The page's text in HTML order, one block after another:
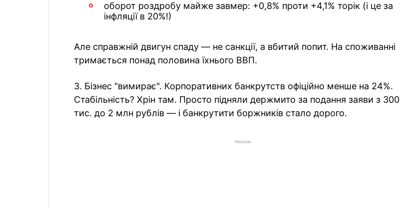
оборот роздробу майже завмер: +0,8% проти +4,1% торік (і це за
інфляції в 20%!)
Але справжній двигун спаду — не санкції, а вбитий попит. На споживанні
тримається понад половина їхнього ВВП.
3. Бізнес "вимирає". Корпоративних банкрутств офіційно менше на 24%.
Стабільність? Хрін там. Просто підняли держмито за подання заяви з 300
тис. до 2 млн рублів — і банкрутити боржників стало дорого.
РЕКЛАМА